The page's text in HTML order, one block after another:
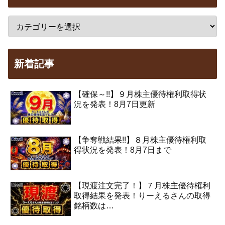
新着記事
【確保～!!】９月株主優待権利取得状
況を発表！8月7日更新
【争奪戦結果!!】８月株主優待権利取
得状況を発表！8月7日まで
【現渡注文完了！】７月株主優待権利
取得結果を発表！りーえるさんの取得
銘柄数は…